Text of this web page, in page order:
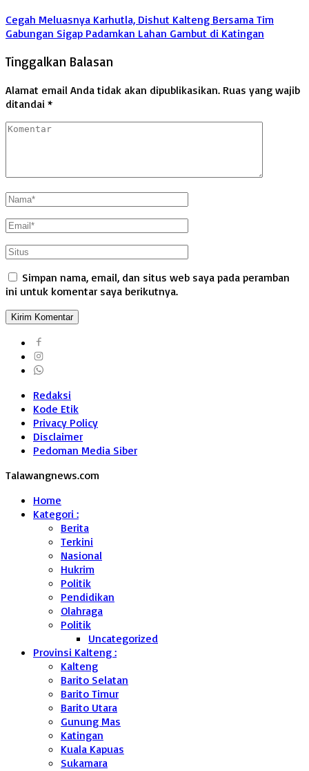
Cegah Meluasnya Karhutla, Dishut Kalteng Bersama Tim
Gabungan Sigap Padamkan Lahan Gambut di Katingan
Tinggalkan Balasan
Alamat email Anda tidak akan dipublikasikan. Ruas yang wajib
ditandai *
Simpan nama, email, dan situs web saya pada peramban
ini untuk komentar saya berikutnya.
Redaksi
Kode Etik
Privacy Policy
Disclaimer
Pedoman Media Siber
Talawangnews.com
Home
Kategori :
Berita
Terkini
Nasional
Hukrim
Politik
Pendidikan
Olahraga
Politik
Uncategorized
Provinsi Kalteng :
Kalteng
Barito Selatan
Barito Timur
Barito Utara
Gunung Mas
Katingan
Kuala Kapuas
Sukamara